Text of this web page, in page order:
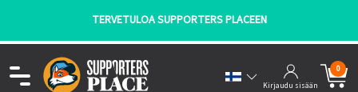
TERVETULOA SUPPORTERS PLACEEN
Kirjaudu sisään
0